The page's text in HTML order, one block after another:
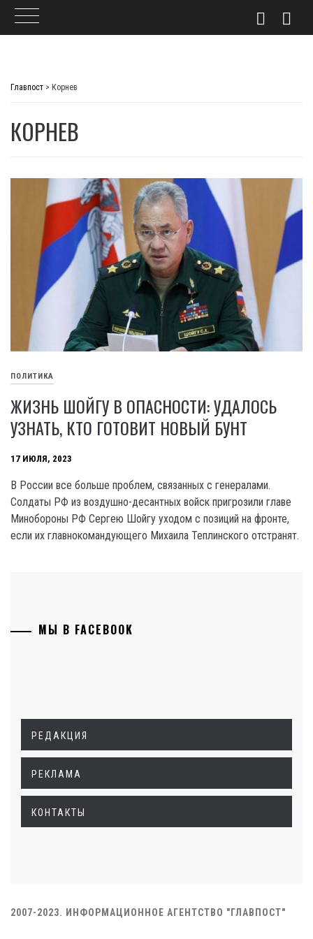
Главпост > Корнев
КОРНЕВ
ПОЛИТИКА
ЖИЗНЬ ШОЙГУ В ОПАСНОСТИ: УДАЛОСЬ
УЗНАТЬ, КТО ГОТОВИТ НОВЫЙ БУНТ
17 ИЮЛЯ, 2023
В России все больше проблем, связанных с генералами.
Солдаты РФ из воздушно-десантных войск пригрозили главе
Минобороны РФ Сергею Шойгу уходом с позиций на фронте,
если их главнокомандующего Михаила Теплинского отстранят.
МЫ В FACEBOOK
РЕДАКЦИЯ
РЕКЛАМА
КОНТАКТЫ
2007-2023. ИНФОРМАЦИОННОЕ АГЕНТСТВО "ГЛАВПОСТ"